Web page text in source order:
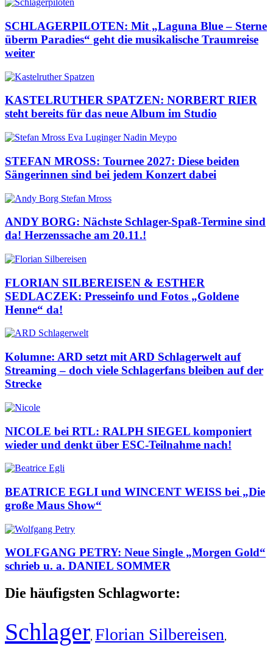
SCHLAGERPILOTEN: Mit „Laguna Blue – Sterne
überm Paradies“ geht die musikalische Traumreise
weiter
KASTELRUTHER SPATZEN: NORBERT RIER
steht bereits für das neue Album im Studio
STEFAN MROSS: Tournee 2027: Diese beiden
Sängerinnen sind bei jedem Konzert dabei
ANDY BORG: Nächste Schlager-Spaß-Termine sind
da! Herzenssache am 20.11.!
FLORIAN SILBEREISEN & ESTHER
SEDLACZEK: Presseinfo und Fotos „Goldene
Henne“ da!
Kolumne: ARD setzt mit ARD Schlagerwelt auf
Streaming – doch viele Schlagerfans bleiben auf der
Strecke
NICOLE bei RTL: RALPH SIEGEL komponiert
wieder und denkt über ESC-Teilnahme nach!
BEATRICE EGLI und WINCENT WEISS bei „Die
große Maus Show“
WOLFGANG PETRY: Neue Single „Morgen Gold“
schrieb u. a. DANIEL SOMMER
Die häufigsten Schlagworte:
Schlager, Florian Silbereisen,